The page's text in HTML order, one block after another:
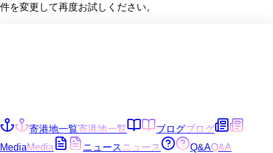
件を変更して再度お試しください。
寄港地一覧寄港地一覧 ブログブログ
MediaMedia ニュース ニュース Q&AQ&A